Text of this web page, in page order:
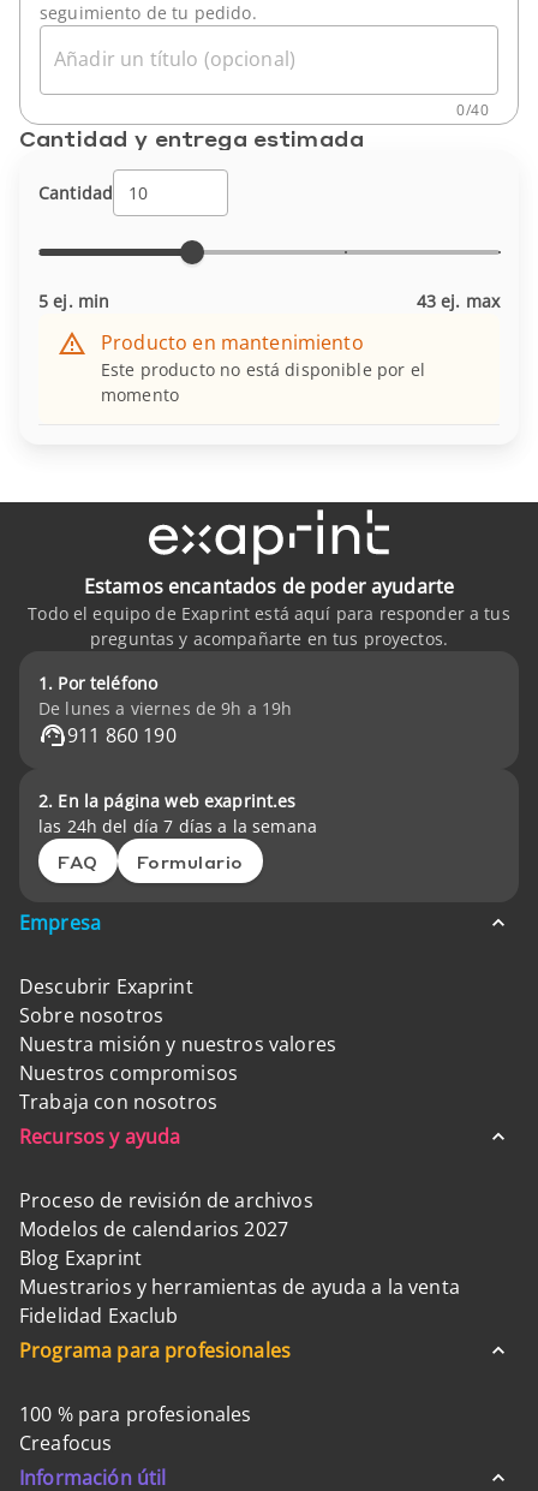
seguimiento de tu pedido.
Añadir un título (opcional)
0/40
Cantidad y entrega estimada
Cantidad
5 ej. min 43 ej. max
Producto en mantenimiento
Este producto no está disponible por el
momento
Estamos encantados de poder ayudarte
Todo el equipo de Exaprint está aquí para responder a tus
preguntas y acompañarte en tus proyectos.
1. Por teléfono
De lunes a viernes de 9h a 19h
911 860 190
2. En la página web exaprint.es
las 24h del día 7 días a la semana
FAQ Formulario
Empresa
Descubrir Exaprint
Sobre nosotros
Nuestra misión y nuestros valores
Nuestros compromisos
Trabaja con nosotros
Recursos y ayuda
Proceso de revisión de archivos
Modelos de calendarios 2027
Blog Exaprint
Muestrarios y herramientas de ayuda a la venta
Fidelidad Exaclub
Programa para profesionales
100 % para profesionales
Creafocus
Información útil